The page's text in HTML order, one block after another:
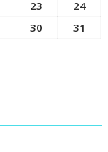
23
24
30 31